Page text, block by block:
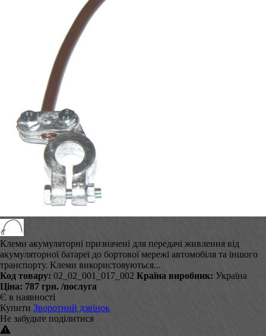
Клеми акумуляторні призначені для передачі живлення від
акумуляторної батареї до бортової мережі автомобіля та іншого
транспорту. Клеми використовуються...
Код товару: 02_02_001_017_002 Країна виробник: Україна
Ціна: 787 грн. /послуга
Є в наявності
Купити Зворотний дзвінок
Не забудьте поділитися